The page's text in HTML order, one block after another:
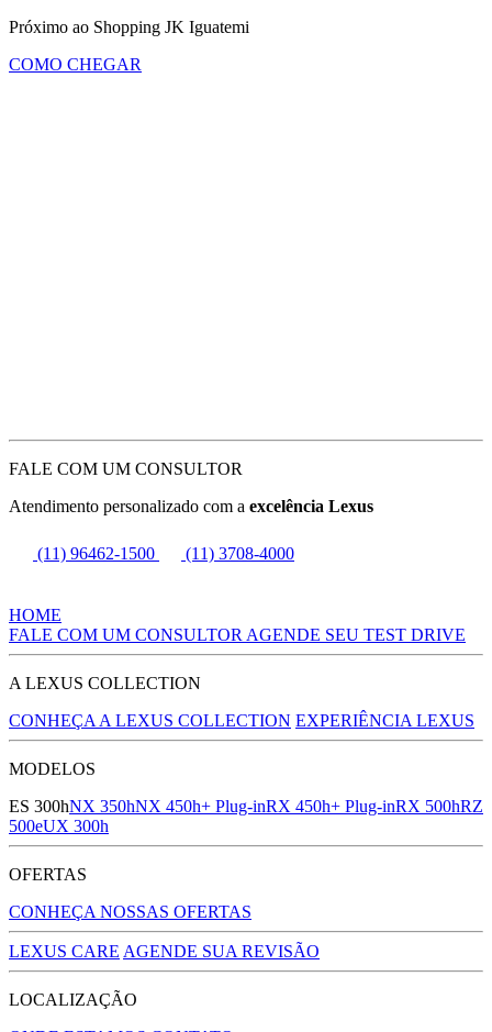
Próximo ao Shopping JK Iguatemi
COMO CHEGAR
FALE COM UM CONSULTOR
Atendimento personalizado com a excelência Lexus
(11) 96462-1500 (11) 3708-4000
HOME
FALE COM UM CONSULTOR AGENDE SEU TEST DRIVE
A LEXUS COLLECTION
CONHEÇA A LEXUS COLLECTION EXPERIÊNCIA LEXUS
MODELOS
ES 300hNX 350hNX 450h+ Plug-inRX 450h+ Plug-inRX 500hRZ
500eUX 300h
OFERTAS
CONHEÇA NOSSAS OFERTAS
LEXUS CARE AGENDE SUA REVISÃO
LOCALIZAÇÃO